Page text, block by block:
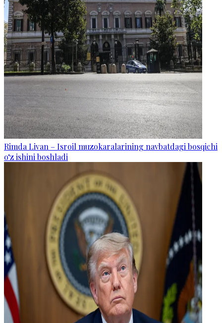
Rimda Livan – Isroil muzokaralarining navbatdagi bosqichi
o‘z ishini boshladi